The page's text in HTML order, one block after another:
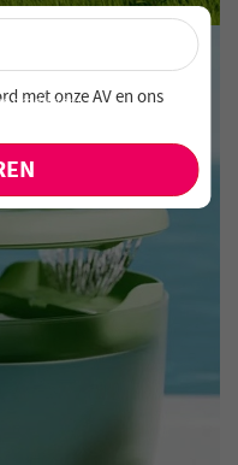
Schrijf je nu in!
mis nooit speciale
producten!
×
met onzeAV enons